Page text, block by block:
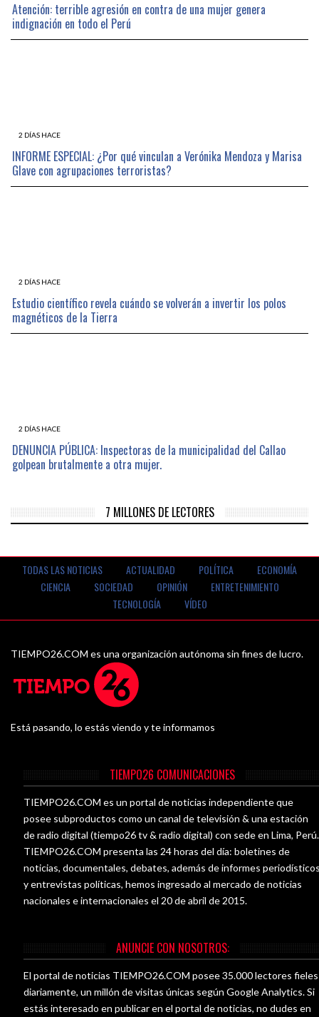
Atención: terrible agresión en contra de una mujer genera
indignación en todo el Perú
2 DÍAS HACE
INFORME ESPECIAL: ¿Por qué vinculan a Verónika Mendoza y Marisa
Glave con agrupaciones terroristas?
2 DÍAS HACE
Estudio científico revela cuándo se volverán a invertir los polos
magnéticos de la Tierra
2 DÍAS HACE
DENUNCIA PÚBLICA: Inspectoras de la municipalidad del Callao
golpean brutalmente a otra mujer.
7 MILLONES DE LECTORES
TODAS LAS NOTICIAS ACTUALIDAD POLÍTICA
ECONOMÍA
CIENCIA
SOCIEDAD OPINIÓN
ENTRETENIMIENTO
TECNOLOGÍA
VÍDEO
TIEMPO26.COM es una organización autónoma sin fines de lucro.
Está pasando, lo estás viendo y te informamos
TIEMPO26 COMUNICACIONES
TIEMPO26.COM es un portal de noticias independiente que
posee subproductos como un canal de televisión & una estación
de radio digital (tiempo26 tv & radio digital) con sede en Lima, Perú.
TIEMPO26.COM presenta las 24 horas del día: boletines de
noticias, documentales, debates, además de informes
y entrevistas políticas, hemos ingresado al mercado de noticias
nacionales e internacionales el 20 de abril de 2015.
ANUNCIE CON NOSOTROS:
El portal de noticias TIEMPO26.COM posee 35.000 lectores fieles
diariamente, un millón de visitas únicas según Google Analytics. Si
estás interesado en publicar en el portal de noticias, no dudes en